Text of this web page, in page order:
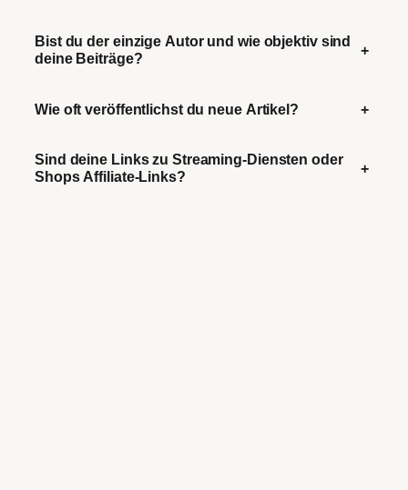
Bist du der einzige Autor und wie objektiv sind
deine Beiträge?
+
Wie oft veröffentlichst du neue Artikel? +
Sind deine Links zu Streaming-Diensten oder
Shops Affiliate-Links?
+